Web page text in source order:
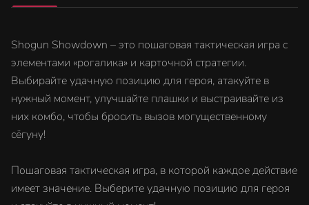
Shogun Showdown – это пошаговая тактическая игра с
элементами «рогалика» и карточной стратегии.
Выбирайте удачную позицию для героя, атакуйте в
нужный момент, улучшайте плашки и выстраивайте из
них комбо, чтобы бросить вызов могущественному
сёгуну!
Пошаговая тактическая игра, в которой каждое действие
имеет значение. Выберите удачную позицию для героя